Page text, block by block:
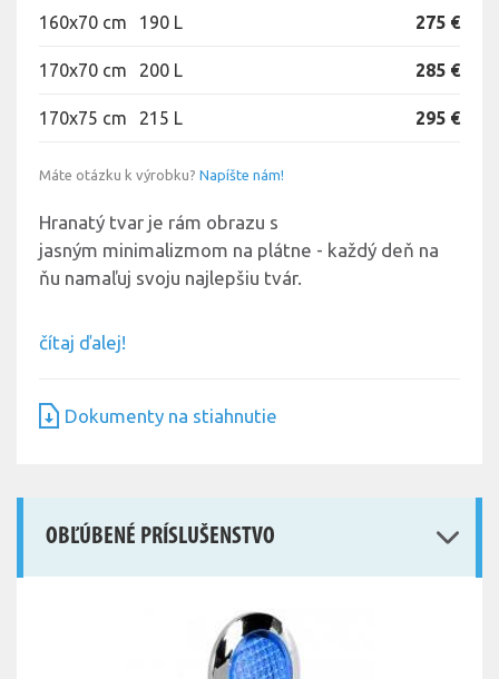
160x70 cm 190 L 275 €
170x70 cm 200 L 285 €
170x75 cm 215 L 295 €
Máte otázku k výrobku? Napíšte nám!
Hranatý tvar je rám obrazu s
jasným minimalizmom na plátne - každý deň na
ňu namaľuj svoju najlepšiu tvár.
čítaj ďalej!
Dokumenty na stiahnutie
OBĽÚBENÉ PRÍSLUŠENSTVO